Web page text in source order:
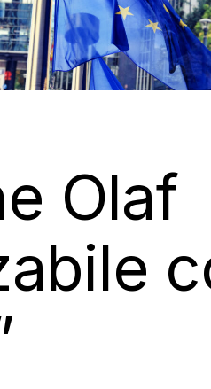
Olaf